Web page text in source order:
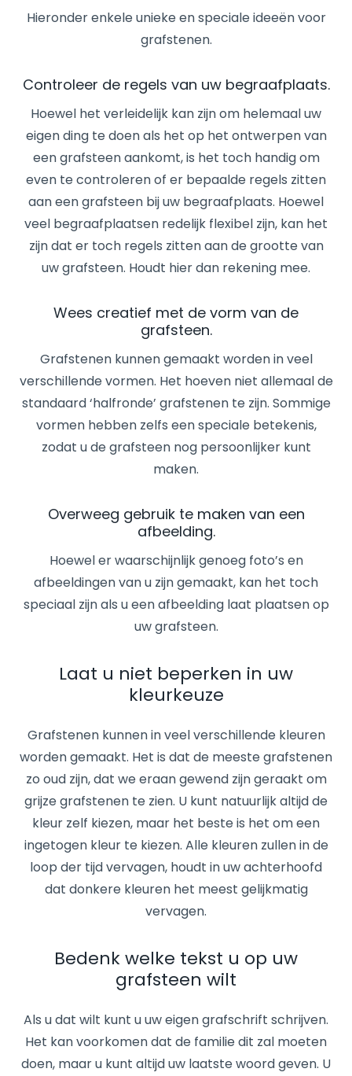
Hieronder enkele unieke en speciale ideeën voor
grafstenen.
Controleer de regels van uw begraafplaats.
Hoewel het verleidelijk kan zijn om helemaal uw
eigen ding te doen als het op het ontwerpen van
een grafsteen aankomt, is het toch handig om
even te controleren of er bepaalde regels zitten
aan een grafsteen bij uw begraafplaats. Hoewel
veel begraafplaatsen redelijk flexibel zijn, kan het
zijn dat er toch regels zitten aan de grootte van
uw grafsteen. Houdt hier dan rekening mee.
Wees creatief met de vorm van de
grafsteen.
Grafstenen kunnen gemaakt worden in veel
verschillende vormen. Het hoeven niet allemaal de
standaard ‘halfronde’ grafstenen te zijn. Sommige
vormen hebben zelfs een speciale betekenis,
zodat u de grafsteen nog persoonlijker kunt
maken.
Overweeg gebruik te maken van een
afbeelding.
Hoewel er waarschijnlijk genoeg foto’s en
afbeeldingen van u zijn gemaakt, kan het toch
speciaal zijn als u een afbeelding laat plaatsen op
uw grafsteen.
Laat u niet beperken in uw
kleurkeuze
Grafstenen kunnen in veel verschillende kleuren
worden gemaakt. Het is dat de meeste grafstenen
zo oud zijn, dat we eraan gewend zijn geraakt om
grijze grafstenen te zien. U kunt natuurlijk altijd de
kleur zelf kiezen, maar het beste is het om een
ingetogen kleur te kiezen. Alle kleuren zullen in de
loop der tijd vervagen, houdt in uw achterhoofd
dat donkere kleuren het meest gelijkmatig
vervagen.
Bedenk welke tekst u op uw
grafsteen wilt
Als u dat wilt kunt u uw eigen grafschrift schrijven.
Het kan voorkomen dat de familie dit zal moeten
doen, maar u kunt altijd uw laatste woord geven. U